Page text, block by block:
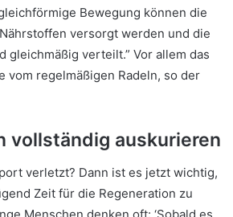
Bewegung können die
versorgt werden und die
gleichmäßig verteilt.” Vor allem das
vom regelmäßigen Radeln, so der
vollständig auskurieren
verletzt? Dann ist es jetzt wichtig,
Zeit für die Regeneration zu
Menschen denken oft: ‘Sobald es